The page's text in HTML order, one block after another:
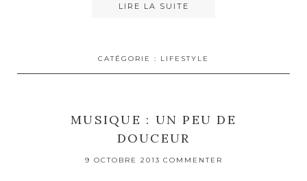
LIRE LA SUITE
CATÉGORIE : LIFESTYLE
MUSIQUE : UN PEU DE
DOUCEUR
9 OCTOBRE 2013 COMMENTER